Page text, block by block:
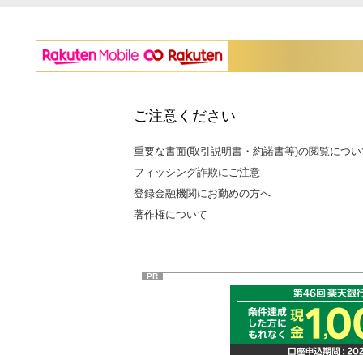
ご注意ください
重要な書面(取引説明書・約諾書等)の閲覧につ
フィッシング詐欺にご注意
登録金融機関にお勤めの方へ
著作権について
PR